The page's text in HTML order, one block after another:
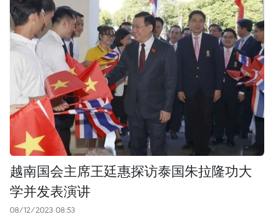
越南国会主席王廷惠探访泰国朱拉隆功大
学并发表演讲
08/12/2023 08:53